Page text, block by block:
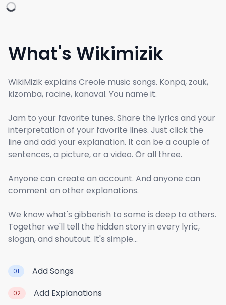
What's Wikimizik
WikiMizik explains Creole music songs. Konpa, zouk,
kizomba, racine, kanaval. You name it.
Jam to your favorite tunes. Share the lyrics and your
interpretation of your favorite lines. Just click the
line and add your explanation. It can be a couple of
sentences, a picture, or a video. Or all three.
Anyone can create an account. And anyone can
comment on other explanations.
We know what's gibberish to some is deep to others.
Together we'll tell the hidden story in every lyric,
slogan, and shoutout. It's simple...
01 Add Songs
02 Add Explanations